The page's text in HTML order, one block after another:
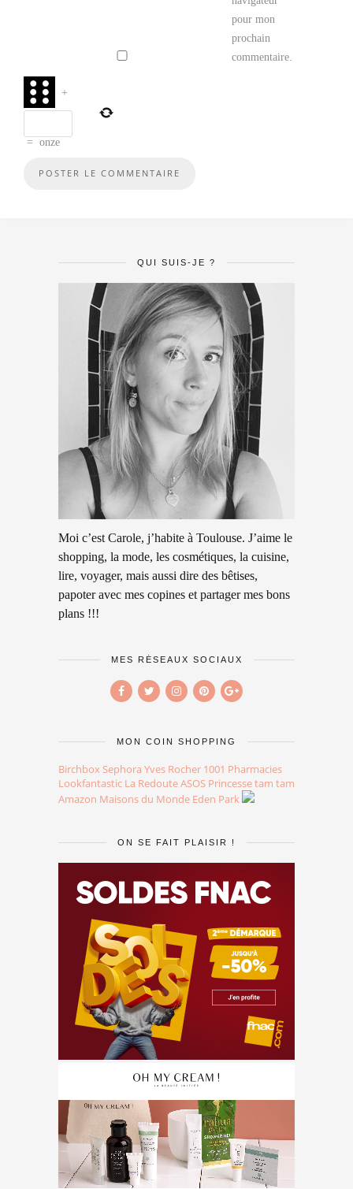
pour mon
prochain
commentaire.
+
= onze
QUI SUIS-JE ?
Moi c’est Carole, j’habite à Toulouse. J’aime le
shopping, la mode, les cosmétiques, la cuisine,
lire, voyager, mais aussi dire des bêtises,
papoter avec mes copines et partager mes bons
plans !!!
MES RÉSEAUX SOCIAUX
MON COIN SHOPPING
Birchbox Sephora Yves Rocher 1001 Pharmacies
Lookfantastic La RedouteASOS Princesse tam tam
Amazon Maisons du Monde Eden Park
ON SE FAIT PLAISIR !